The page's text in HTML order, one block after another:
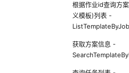
根据作业id查询方
义模板)列表 -
获取方案信息 -